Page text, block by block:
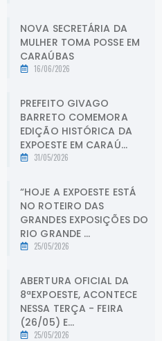
NOVA SECRETÁRIA DA
MULHER TOMA POSSE EM
CARAÚBAS
16/06/2026
PREFEITO GIVAGO
BARRETO COMEMORA
EDIÇÃO HISTÓRICA DA
EXPOESTE EM CARAÚ...
31/05/2026
“HOJE A EXPOESTE ESTÁ
NO ROTEIRO DAS
GRANDES EXPOSIÇÕES DO
RIO GRANDE ...
25/05/2026
ABERTURA OFICIAL DA
8ªEXPOESTE, ACONTECE
NESSA TERÇA - FEIRA
(26/05) E...
25/05/2026